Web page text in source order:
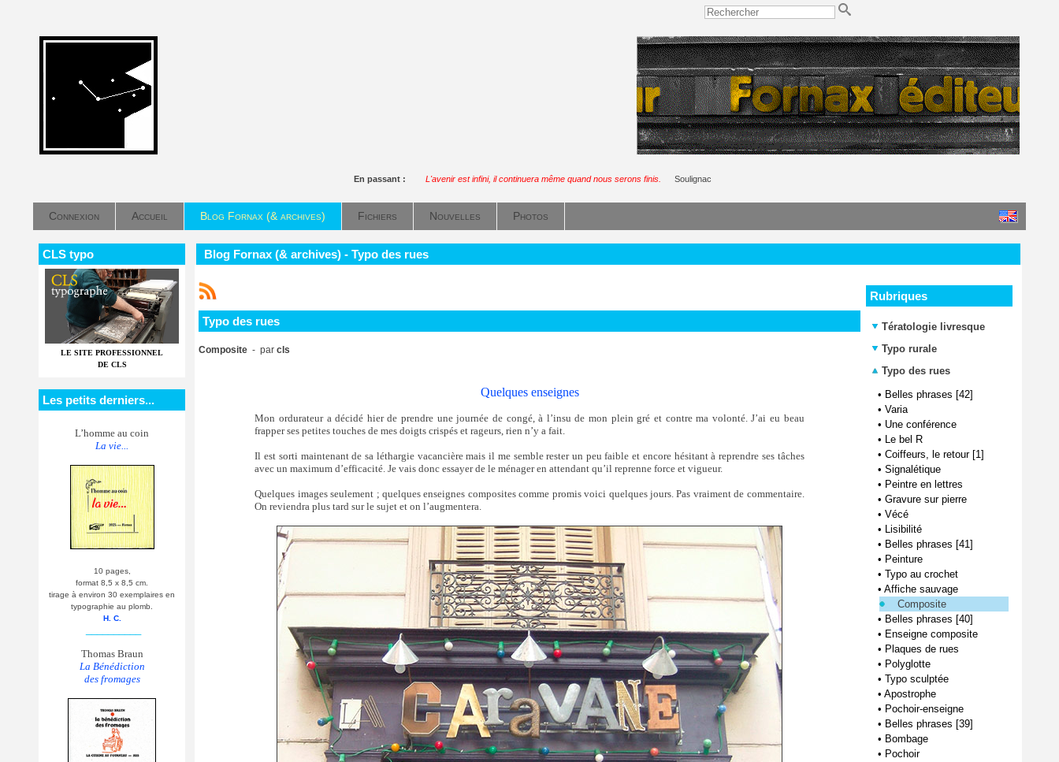
En passant : L'avenir est infini, il continuera même quand nous serons finis. Soulignac
Connexion Accueil Blog Fornax (& archives) Fichiers Nouvelles Photos
CLS typo
LE SITE PROFESSIONNEL
DE CLS
Les petits derniers...
L’homme au coin
La vie...
10 pages,
format 8,5 x 8,5 cm.
tirage à environ 30 exemplaires en
typographie au plomb.
H. C.
Thomas Braun
La Bénédiction
des fromages
Blog Fornax (& archives) - Typo des rues
Typo des rues
Composite - par cls
Quelques enseignes
Mon ordurateur a décidé hier de prendre une journée de congé, à l’insu de mon plein gré et contre ma volonté. J’ai eu beau
frapper ses petites touches de mes doigts crispés et rageurs, rien n’y a fait.
Il est sorti maintenant de sa léthargie vacancière mais il me semble rester un peu faible et encore hésitant à reprendre ses tâches
avec un maximum d’efficacité. Je vais donc essayer de le ménager en attendant qu’il reprenne force et vigueur.
Quelques images seulement ; quelques enseignes composites comme promis voici quelques jours. Pas vraiment de commentaire.
On reviendra plus tard sur le sujet et on l’augmentera.
Rubriques
Tératologie livresque
Typo rurale
Typo des rues
• Belles phrases [42]
• Varia
• Une conférence
• Le bel R
• Coiffeurs, le retour [1]
• Signalétique
• Peintre en lettres
• Gravure sur pierre
• Vécé
• Lisibilité
• Belles phrases [41]
• Peinture
• Typo au crochet
• Affiche sauvage
Composite
• Belles phrases [40]
• Enseigne composite
• Plaques de rues
• Polyglotte
• Typo sculptée
• Apostrophe
• Pochoir-enseigne
• Belles phrases [39]
• Bombage
• Pochoir